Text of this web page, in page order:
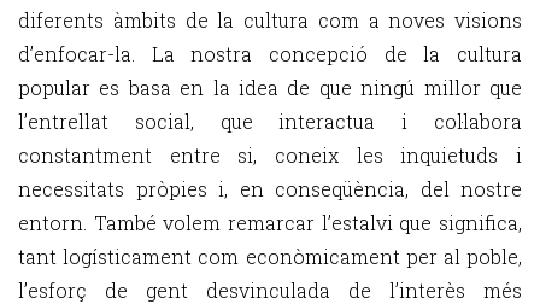
diferents àmbits de la cultura com a noves visions
d’enfocar-la. La nostra concepció de la cultura
popular es basa en la idea de que ningú millor que
l’entrellat social, que interactua i col·labora
constantment entre si, coneix les inquietuds i
necessitats pròpies i, en conseqüència, del nostre
entorn. També volem remarcar l’estalvi que significa,
tant logísticament com econòmicament per al poble,
l’esforç de gent desvinculada de l’interès més